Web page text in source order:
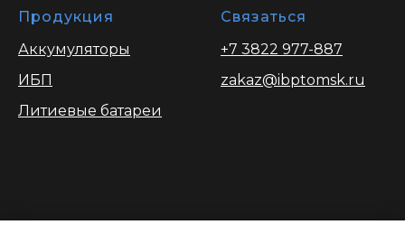
Продукция
Аккумуляторы
ИБП
Литиевые батареи
Связаться
+7 3822 977-887
zakaz@ibptomsk.ru